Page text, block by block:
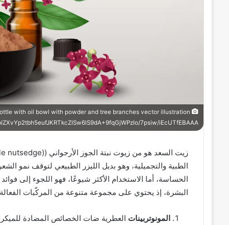
with oil bowl with powder and tree branches vector illustration
7psiw/iEcUTfEBAAA=
الطبية والتجميلية، وهو بديل الليزر الطبيعي لتوقف نمو
الحساسة، أما الاستخدام الأكثر شيوعًا، فهو اللجوء إلى
البشرة، إذ يحتوي على مجموعة متنوعة من المركّبات
المونوتربينات العطرية ضات الخصائص المضادة